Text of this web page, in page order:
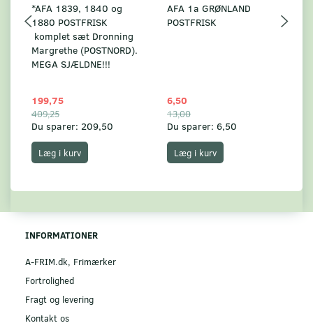
*AFA 1839, 1840 og
1880 POSTFRISK
komplet sæt Dronning
Margrethe (POSTNORD).
MEGA SJÆLDNE!!!
199,75
409,25
Du sparer: 209,50
Læg i kurv
AFA 1a GRØNLAND
POSTFRISK
6,50
13,00
Du sparer: 6,50
Læg i kurv
INFORMATIONER
A-FRIM.dk, Frimærker
Fortrolighed
Fragt og levering
Kontakt os